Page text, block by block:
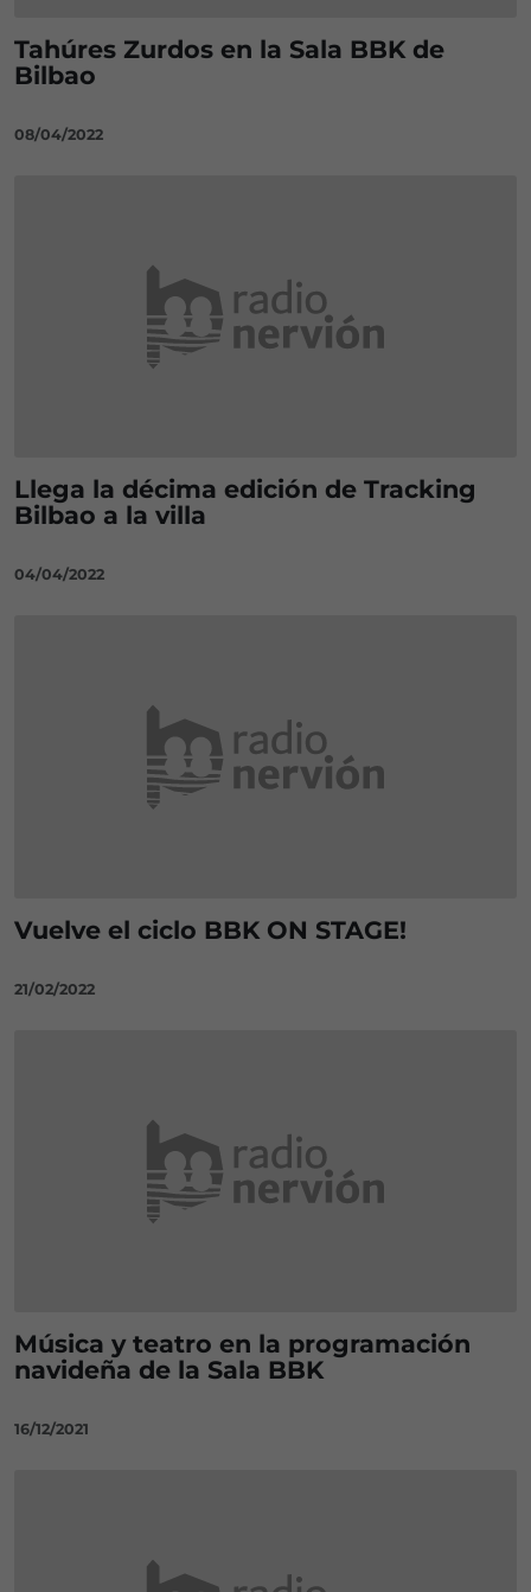
Tahúres Zurdos en la Sala BBK de
Bilbao
08/04/2022
Llega la décima edición de Tracking
Bilbao a la villa
04/04/2022
Vuelve el ciclo BBK ON STAGE!
21/02/2022
Música y teatro en la programación
navideña de la Sala BBK
16/12/2021